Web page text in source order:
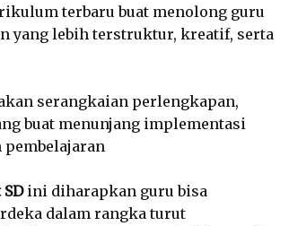
terbaru buat menolong guru
yang lebih terstruktur, kreatif, serta
serangkaian perlengkapan,
buat menunjang implementasi
ini diharapkan guru bisa
dalam rangka turut